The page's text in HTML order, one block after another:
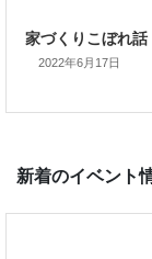
私の使命です。
2022年6月17日